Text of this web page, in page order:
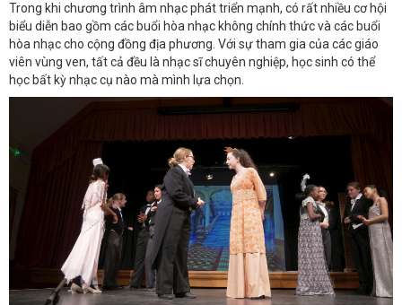
Trong khi chương trình âm nhạc phát triển mạnh, có rất nhiều cơ hội
biểu diễn bao gồm các buổi hòa nhạc không chính thức và các buổi
hòa nhạc cho cộng đồng địa phương. Với sự tham gia của các giáo
viên vùng ven, tất cả đều là nhạc sĩ chuyên nghiệp, học sinh có thể
học bất kỳ nhạc cụ nào mà mình lựa chọn.